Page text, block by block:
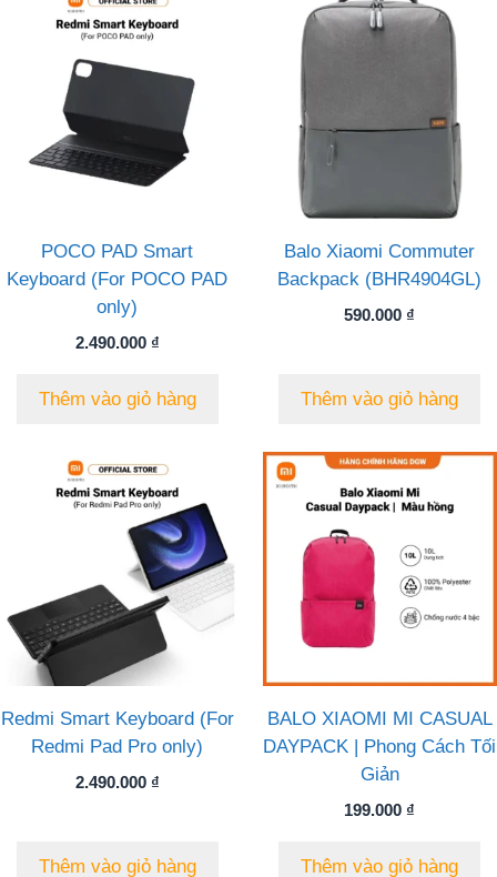
POCO PAD Smart
Keyboard (For POCO PAD
only)
2.490.000 ₫
Thêm vào giỏ hàng
Balo Xiaomi Commuter
Backpack (BHR4904GL)
590.000 ₫
Thêm vào giỏ hàng
Redmi Smart Keyboard (For
Redmi Pad Pro only)
2.490.000 ₫
Thêm vào giỏ hàng
BALO XIAOMI MI CASUAL
DAYPACK | Phong Cách Tối
Giản
199.000 ₫
Thêm vào giỏ hàng